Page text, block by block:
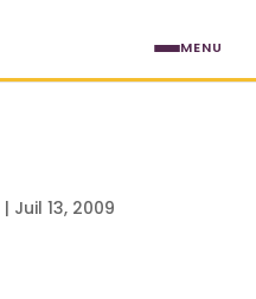
| Juil 13, 2009
MENU